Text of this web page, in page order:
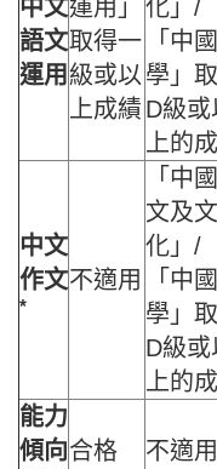
中文
語文
運用
運用」
取得一
級或以
上成績
化」/
「中
學」
D級或
上的
中文
作文
*
不適用
「中
文及文
化」/
「中
學」
D級或
上的
能力
傾向合格 不適用